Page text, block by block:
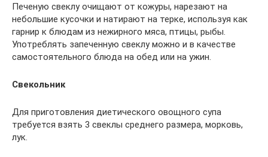
Печеную свеклу очищают от кожуры, нарезают на
небольшие кусочки и натирают на терке, используя как
гарнир к блюдам из нежирного мяса, птицы, рыбы.
Употреблять запеченную свеклу можно и в качестве
самостоятельного блюда на обед или на ужин.
Свекольник
Для приготовления диетического овощного супа
требуется взять 3 свеклы среднего размера, морковь,
лук.